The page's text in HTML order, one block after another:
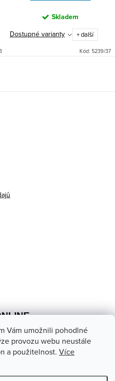
Vám umožnili pohodlné
provozu webu neustále
a použitelnost. Více
Skladem
Dostupné varianty + další
Kód: 5239/37